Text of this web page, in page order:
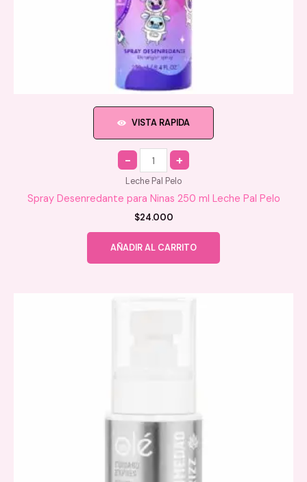
VISTA RAPIDA
Quantity
Leche Pal Pelo
Spray Desenredante para Ninas 250 ml Leche Pal Pelo
$24.000
AÑADIR AL CARRITO